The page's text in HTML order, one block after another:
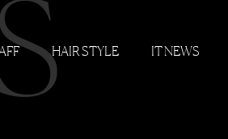
HAIR STYLE IT NEWS